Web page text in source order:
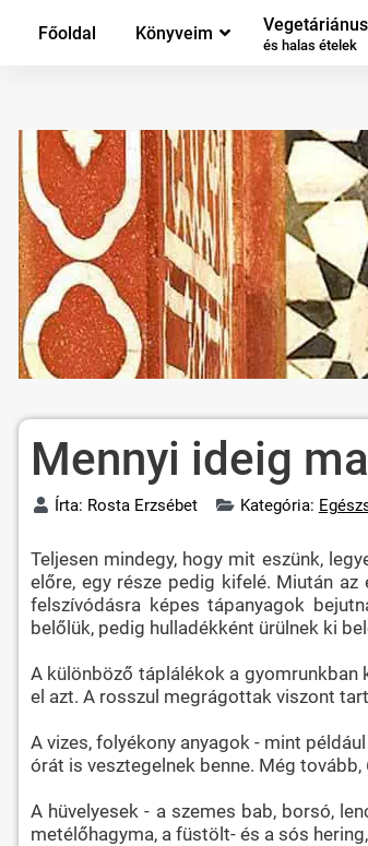
Főoldal Könyveim Vegetáriánus
és halas ételek
Mennyi ideig
Írta: Rosta Erzsébet Kategória:
Teljesen mindegy, hogy mit eszünk,
előre, egy része pedig kifelé. Miután
felszívódásra képes tápanyagok
belőlük, pedig hulladékként ürülnek ki
A különböző táplálékok a
el azt. A rosszul megrágottak viszont
A vizes, folyékony anyagok - mint
órát is vesztegelnek benne. Még
A hüvelyesek - a szemes bab, borsó,
metélőhagyma, a füstölt- és a sós